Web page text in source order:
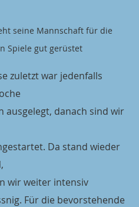
seine Mannschaft für die
Spiele gut gerüstet
zuletzt war jedenfalls
ausgelegt, danach sind wir
Da stand wieder
wir weiter intensiv
Für die bevorstehende